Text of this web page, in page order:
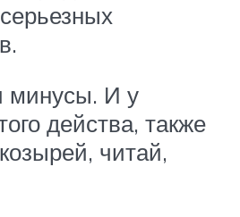
минусы. И у
действа, также
читай,